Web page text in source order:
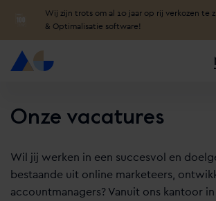
Wij zijn trots om al 10 jaar op rij verkozen te
& Optimalisatie software!
Onze vacatures
Wil jij werken in een succesvol en
bestaande uit online marketeers,
accountmanagers? Vanuit ons kantoor